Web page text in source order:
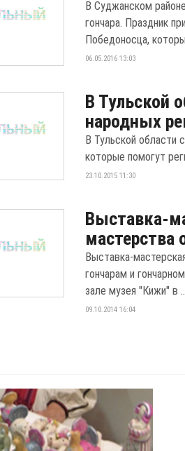
В Суджанском
гончара. Праздник
Победоносца,
06.05.2016 13:03
В Тульской
народных
В Тульской области
которые помогут
23.10.2015 11:30
Выставка-
мастерства
Выставка-
гончарам и
зале музея "Кижи" в
09.10.2014 16:04